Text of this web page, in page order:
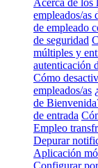
empleados/as
de empleado
de seguridad
múltiples y
autenticación
Cómo
empleados/as
de
de entrada
Empleo
Depurar
Aplicación
Configurar